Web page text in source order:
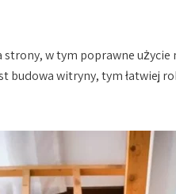
w tym poprawne
budowa witryny, tym łatwiej